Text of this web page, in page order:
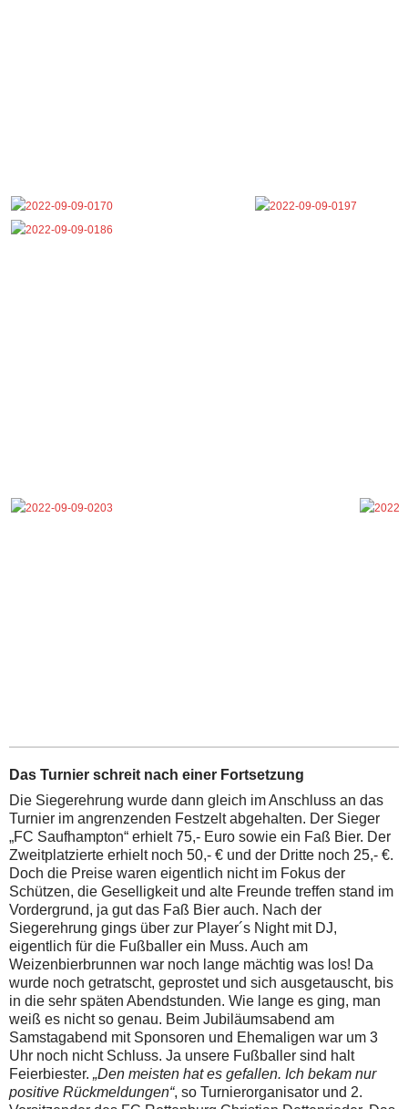
Das Turnier schreit nach einer Fortsetzung
Die Siegerehrung wurde dann gleich im Anschluss an das
Turnier im angrenzenden Festzelt abgehalten. Der Sieger
„FC Saufhampton“ erhielt 75,- Euro sowie ein Faß Bier. Der
Zweitplatzierte erhielt noch 50,- € und der Dritte noch 25,- €.
Doch die Preise waren eigentlich nicht im Fokus der
Schützen, die Geselligkeit und alte Freunde treffen stand im
Vordergrund, ja gut das Faß Bier auch. Nach der
Siegerehrung gings über zur Player´s Night mit DJ,
eigentlich für die Fußballer ein Muss. Auch am
Weizenbierbrunnen war noch lange mächtig was los! Da
wurde noch getratscht, geprostet und sich ausgetauscht, bis
in die sehr späten Abendstunden. Wie lange es ging, man
weiß es nicht so genau. Beim Jubiläumsabend am
Samstagabend mit Sponsoren und Ehemaligen war um 3
Uhr noch nicht Schluss. Ja unsere Fußballer sind halt
Feierbiester. „Den meisten hat es gefallen. Ich bekam nur
positive Rückmeldungen“, so Turnierorganisator und 2.